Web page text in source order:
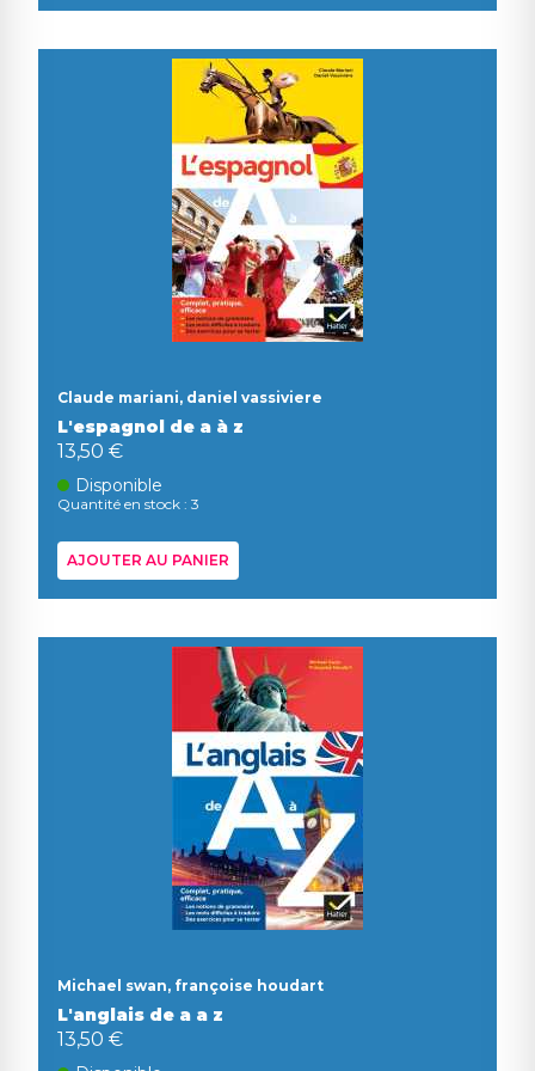
Claude mariani, daniel vassiviere
L'espagnol de a à z
13,50 €
Disponible
Quantité en stock : 3
AJOUTER AU PANIER
Michael swan, françoise houdart
L'anglais de a a z
13,50 €